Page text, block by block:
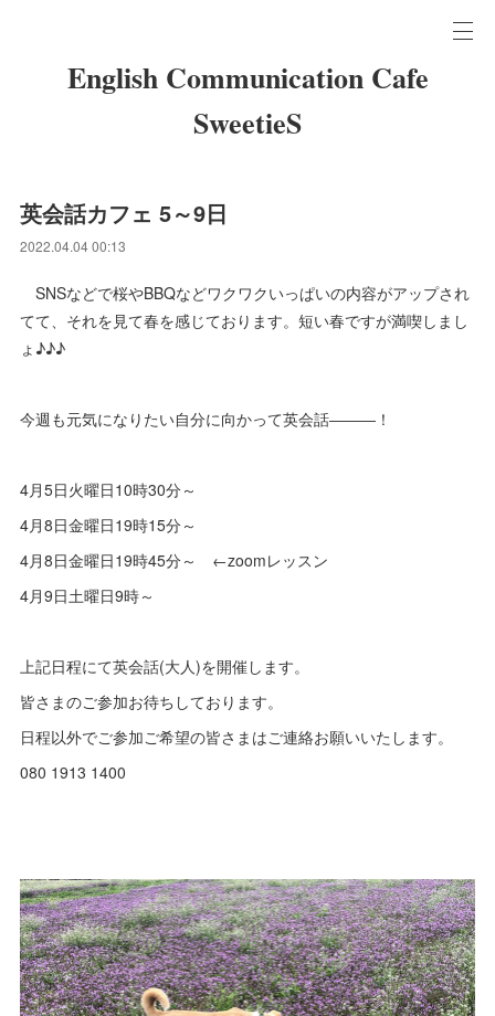
English Communication Cafe
SweetieS
英会話カフェ 5～9日
2022.04.04 00:13
SNSなどで桜やBBQなどワクワクいっぱいの内容がアップされ
てて、それを見て春を感じております。短い春ですが満喫しまし
ょ♪♪♪
今週も元気になりたい自分に向かって英会話―――！
4月5日火曜日10時30分～
4月8日金曜日19時15分～
4月8日金曜日19時45分～ ←zoomレッスン
4月9日土曜日9時～
上記日程にて英会話(大人)を開催します。
皆さまのご参加お待ちしております。
日程以外でご参加ご希望の皆さまはご連絡お願いいたします。
080 1913 1400